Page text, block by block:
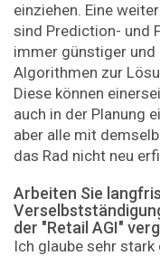
einziehen. Eine
sind Prediction- und
immer günstiger und
Algorithmen zur
Diese können
auch in der Planung
aber alle mit
das Rad nicht neu
Arbeiten Sie
der "Retail AGI"
Ich glaube sehr